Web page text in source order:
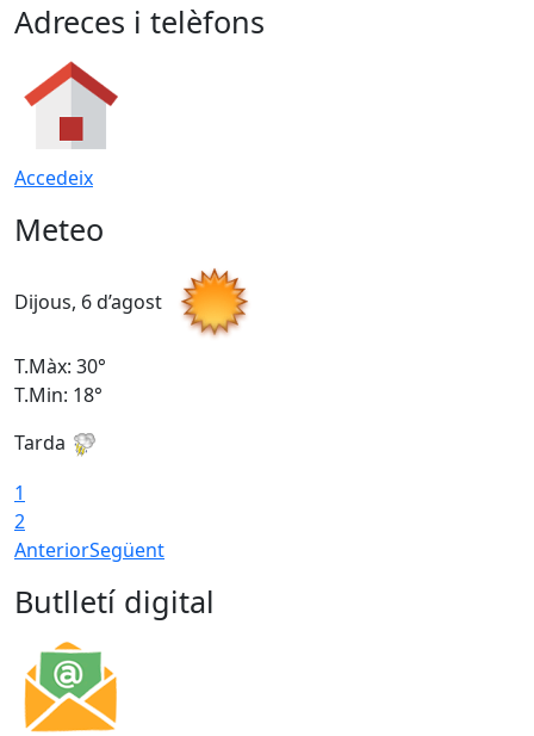
Adreces i telèfons
Accedeix
Meteo
Dijous, 6 d’agost
T.Màx: 30°
T.Min: 18°
Tarda
1
2
AnteriorSegüent
Butlletí digital